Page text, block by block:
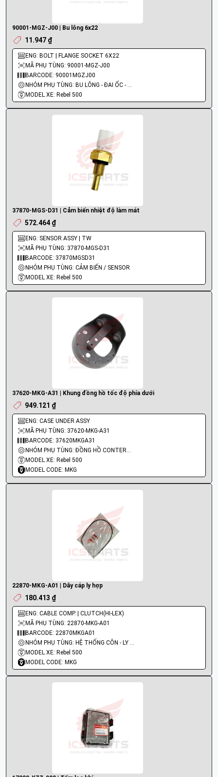
90001-MGZ-J00 | Bu lông 6x22
11.947 ₫
ENG: BOLT | FLANGE SOCKET 6X22
MÃ PHỤ TÙNG: 90001-MGZ-J00
BARCODE: 90001MGZJ00
NHÓM PHỤ TÙNG: BU LÔNG - ĐAI ỐC - VÍT
MODEL XE: Rebel 500
37870-MGS-D31 | Cảm biến nhiệt độ làm mát
572.464 ₫
ENG: SENSOR ASSY | TW
MÃ PHỤ TÙNG: 37870-MGS-D31
BARCODE: 37870MGSD31
NHÓM PHỤ TÙNG: CẢM BIẾN / SENSOR
MODEL XE: Rebel 500
37620-MKG-A31 | Khung đồng hồ tốc độ phía dưới
949.121 ₫
ENG: CASE UNDER ASSY
MÃ PHỤ TÙNG: 37620-MKG-A31
BARCODE: 37620MKGA31
NHÓM PHỤ TÙNG: ĐỒNG HỒ CONTERMET
MODEL XE: Rebel 500
MODEL CODE: MKG
22870-MKG-A01 | Dây cáp ly hợp
180.413 ₫
ENG: CABLE COMP. | CLUTCH(HI-LEX)
MÃ PHỤ TÙNG: 22870-MKG-A01
BARCODE: 22870MKGA01
NHÓM PHỤ TÙNG: HỆ THỐNG CÔN - LY HỢP - TRỤC SỐ - BÁNH RĂNG
MODEL XE: Rebel 500
MODEL CODE: MKG